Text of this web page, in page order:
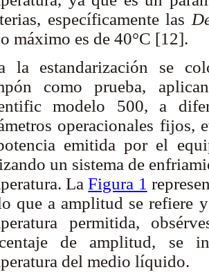
específicamente las
máximo es de 40°C [12].
la estandarización se
como prueba,
modelo 500, a
operacionales fijos,
emitida por el
un sistema de
LaFigura 1
que a amplitud se refiere
permitida,
de amplitud, se
del medio líquido.